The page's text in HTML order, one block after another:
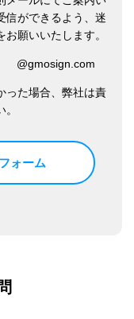
ができるよう、 迷
願いいたします。
@gmosign.com
った場合、弊社は責
ォーム